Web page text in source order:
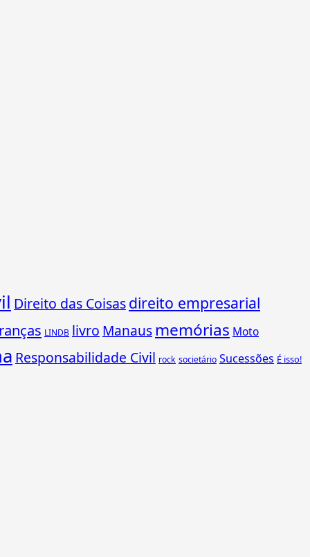
Direito das Coisasdireito empresarial
LINDB livro Manaus memórias Moto
Responsabilidade Civil rock societário Sucessões É isso!